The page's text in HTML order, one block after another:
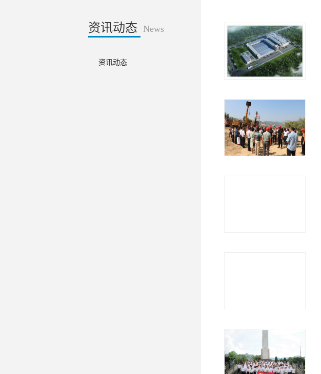
资讯动态 News
资讯动态